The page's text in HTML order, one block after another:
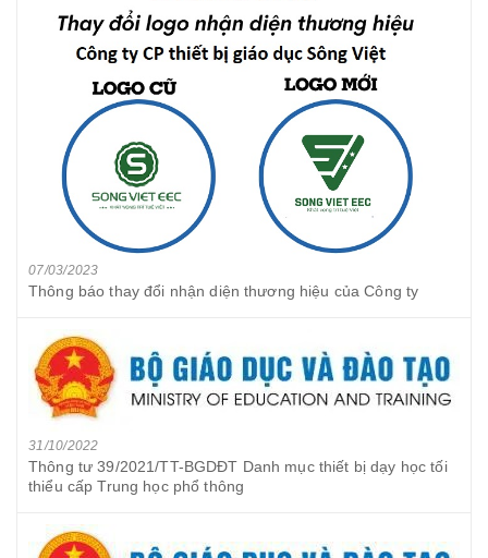
07/03/2023
Thông báo thay đổi nhận diện thương hiệu của Công ty
31/10/2022
Thông tư 39/2021/TT-BGDĐT Danh mục thiết bị dạy học tối
thiểu cấp Trung học phổ thông